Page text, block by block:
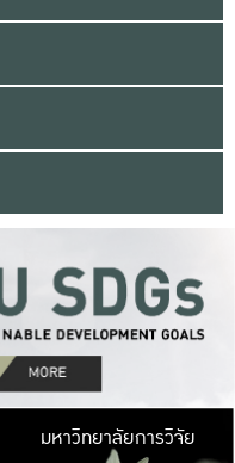
มหาวิ
มหาวิทยาลัยการวิจัย